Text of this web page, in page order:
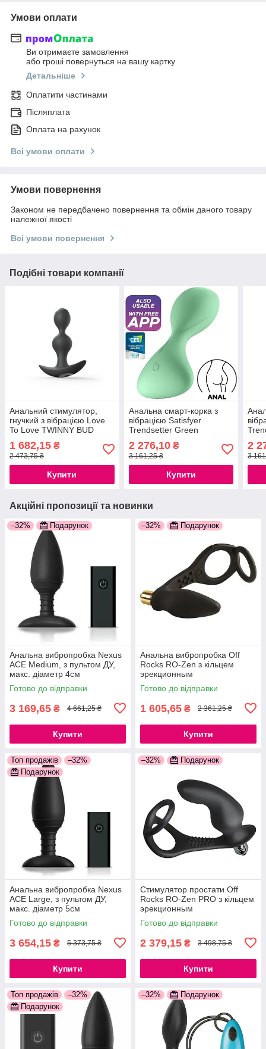
Умови оплати
Ви отримаєте замовлення
або гроші повернуться на вашу картку
Детальніше
Оплатити частинами
Післяплата
Оплата на рахунок
Всі умови оплати
Умови повернення
Законом не передбачено повернення та обмін даного товару
належної якості
Всі умови повернення
Подібні товари компанії
Анальний стимулятор,
гнучкий з вібрацією Love
To Love TWINNY BUD
1 682,15 ₴
2 473,75 ₴
Купити
Анальна смарт-корка з
вібрацією Satisfyer
Trendsetter Green
2 276,10₴
3 161,25 ₴
Купити
2
3
Акційні пропозиції та новинки
–32% Подарунок
Анальна вибропробка Nexus
ACE Medium, з пультом ДУ,
макс. діаметр 4см
777Store.com.ua
Готово до відправки
3 169,65 ₴ 4 661,25 ₴
Купити
–32% Подарунок
Анальна вибропробка Off
Rocks RO-Zen з кільцем
эрекционным
777Store.com.ua
Готово до відправки
1 605,65 ₴ 2 361,25 ₴
Купити
Топ продажів
–32%
Подарунок
Анальна вибропробка Nexus
ACE Large, з пультом ДУ,
макс. діаметр 5см
777Store.com.ua
Готово до відправки
3 654,15 ₴ 5 373,75 ₴
Купити
–32% Подарунок
Стимулятор простати Off
Rocks RO-Zen PRO з кільцем
эрекционным
777Store.com.ua
Готово до відправки
2 379,15 ₴ 3 498,75 ₴
Купити
Топ продажів
–32%
Подарунок
–32% Подарунок